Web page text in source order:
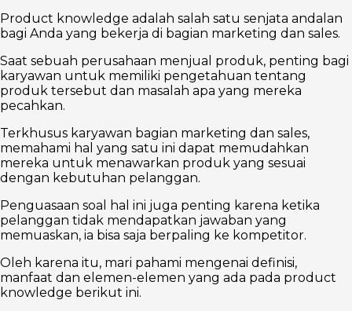
Product knowledge adalah salah satu senjata andalan
bagi Anda yang bekerja di bagian marketing dan sales.
Saat sebuah perusahaan menjual produk, penting bagi
karyawan untuk memiliki pengetahuan tentang
produk tersebut dan masalah apa yang mereka
pecahkan.
Terkhusus karyawan bagian marketing dan sales,
memahami hal yang satu ini dapat memudahkan
mereka untuk menawarkan produk yang sesuai
dengan kebutuhan pelanggan.
Penguasaan soal hal ini juga penting karena ketika
pelanggan tidak mendapatkan jawaban yang
memuaskan, ia bisa saja berpaling ke kompetitor.
Oleh karena itu, mari pahami mengenai definisi,
manfaat dan elemen-elemen yang ada pada product
knowledge berikut ini.